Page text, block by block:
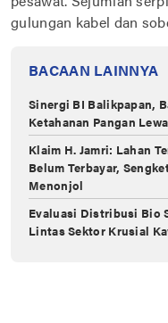
gulungan kabel dan
BACAAN LAINNYA
Sinergi BI Balikpapan,
Ketahanan Pangan
Klaim H. Jamri: Lahan
Belum Terbayar,
Menonjol
Evaluasi Distribusi Bio
Lintas ‎Sektor Krusial